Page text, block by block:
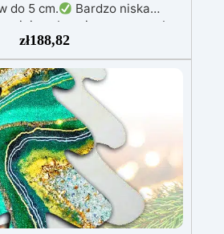
do 5 cm.
Bardzo niska
bezpieczną pracę bez
Odporna na zarysowania i
filtrom UV i wysokiej jakości
Niska lepkość, eliminująca
i zapewniająca gładkie
Bezpieczna i nietoksyczna,
VOC, certyfikowana do
kontaktu ze skórą.
zł188,82